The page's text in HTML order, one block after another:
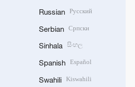
Russian Русский
Serbian Српски
Sinhala සිංහල
Spanish Español
Swahili Kiswahili